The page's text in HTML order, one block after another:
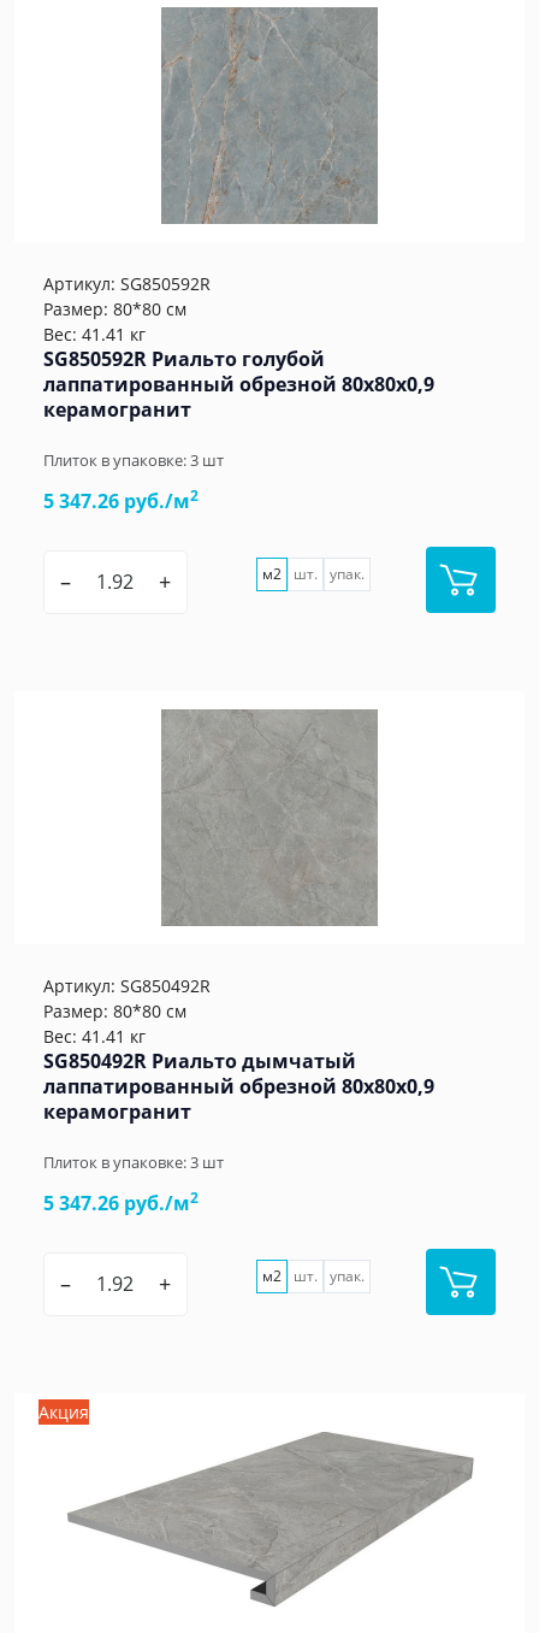
Артикул: SG850592R
Размер: 80*80 см
Вес: 41.41 кг
SG850592R Риальто голубой
лаппатированный обрезной 80x80x0,9
керамогранит
Плиток в упаковке:3 шт
5 347.26 руб./м2
– + м2 шт. упак.
Артикул: SG850492R
Размер: 80*80 см
Вес: 41.41 кг
SG850492R Риальто дымчатый
лаппатированный обрезной 80x80x0,9
керамогранит
Плиток в упаковке:3 шт
5 347.26 руб./м2
– + м2 шт. упак.
Акция